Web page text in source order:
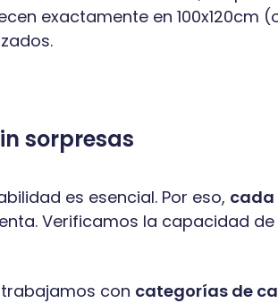
exactamente en 100x120cm
sorpresas
es esencial. Por eso, cada
Verificamos la capacidad
con categorías de